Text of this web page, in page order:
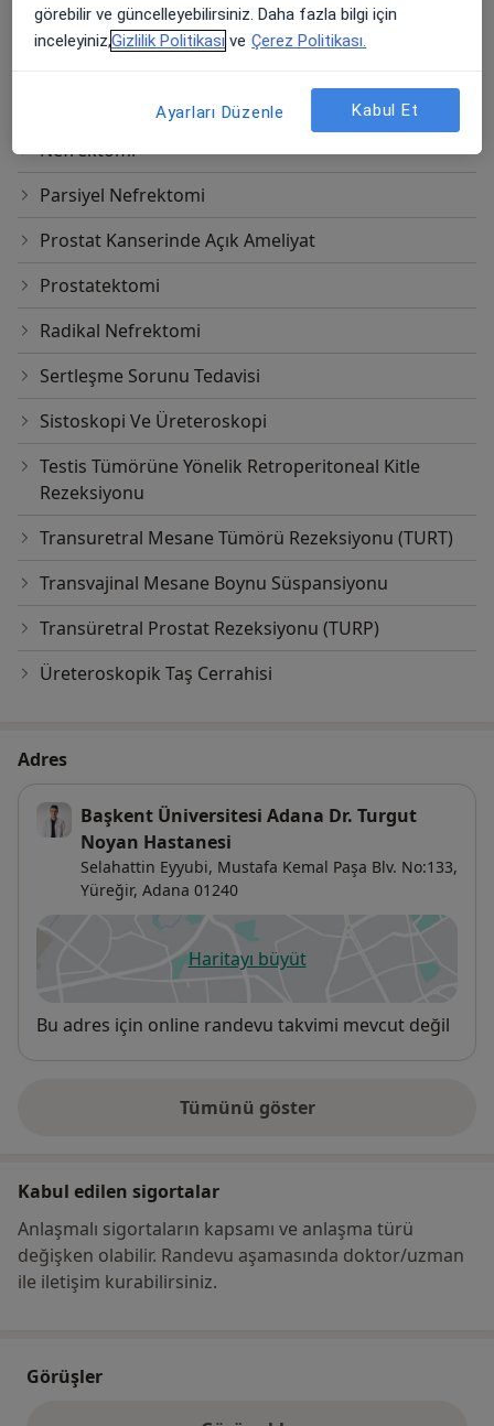
Kısırlık
Mesane Kanseri Kapalı Ameliyatları
Mikrocerrahi Varikosel Ameliyatı
Nefrektomi
Parsiyel Nefrektomi
Prostat Kanserinde Açık Ameliyat
Prostatektomi
Radikal Nefrektomi
Sertleşme Sorunu Tedavisi
Sistoskopi Ve Üreteroskopi
Testis Tümörüne Yönelik Retroperitoneal Kitle
Rezeksiyonu
Transuretral Mesane Tümörü Rezeksiyonu (TURT)
Transvajinal Mesane Boynu Süspansiyonu
Transüretral Prostat Rezeksiyonu (TURP)
Üreteroskopik Taş Cerrahisi
Adres
Başkent Üniversitesi Adana Dr. Turgut
Noyan Hastanesi
Selahattin Eyyubi, Mustafa Kemal Paşa Blv. No:133,
Yüreğir, Adana 01240
Haritayı büyütyeni bir sekmede açılır
Uygunluk
Bu adres için online randevu takvimi mevcut değil
Tümünü göster
adres hakkında
Kabul edilen sigortalar
Anlaşmalı sigortaların kapsamı ve anlaşma türü
değişken olabilir. Randevu aşamasında doktor/uzman
ile iletişim kurabilirsiniz.
Görüşler
görebilir ve güncelleyebilirsiniz. Daha fazla bilgi için
inceleyiniz,Gizlilik Politikası ve Çerez Politikası.
Ayarları Düzenle Kabul Et